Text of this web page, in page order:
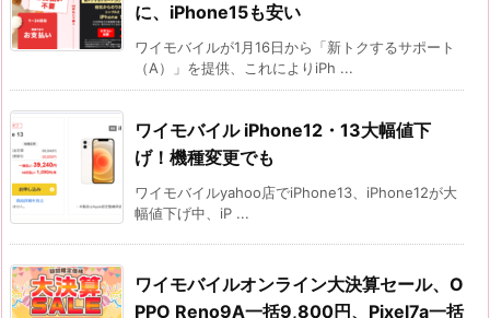
に、iPhone15も安い
ワイモバイルが1月16日から「新トクするサポート
（A）」を提供、これによりiPh ...
ワイモバイル iPhone12・13大幅値下
げ！機種変更でも
ワイモバイルyahoo店でiPhone13、iPhone12が大
幅値下げ中、iP ...
ワイモバイルオンライン大決算セール、O
PPO Reno9A一括9,800円、Pixel7a一括